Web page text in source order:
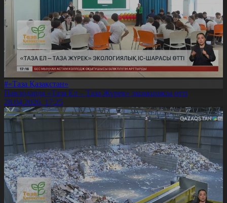
#«Таза Қазақстан»
Павлодарда «Таза Ел – Таза Жүрек» экоакциясы өтті
28.04.2026, 17:25